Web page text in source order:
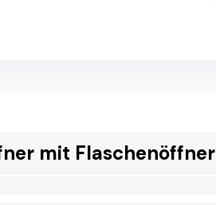
mit Flaschenöffner